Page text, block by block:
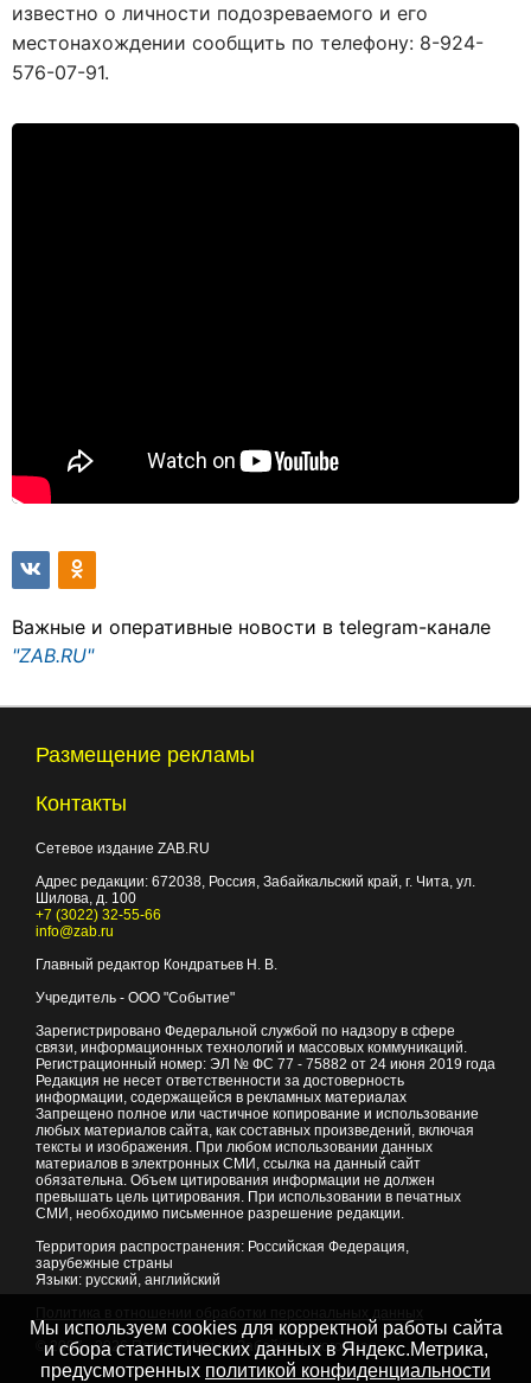
известно о личности подозреваемого и его
местонахождении сообщить по телефону: 8-924-
576-07-91.
Важные и оперативные новости в telegram-канале
"ZAB.RU"
Размещение рекламы
Контакты
Сетевое издание ZAB.RU
Адрес редакции: 672038, Россия, Забайкальский край, г. Чита, ул.
Шилова, д. 100
+7 (3022) 32-55-66
info@zab.ru
Главный редактор Кондратьев Н. В.
Учредитель - ООО "Событие"
Зарегистрировано Федеральной службой по надзору в сфере
связи, информационных технологий и массовых коммуникаций.
Регистрационный номер: ЭЛ № ФС 77 - 75882 от 24 июня 2019 года
Редакция не несет ответственности за достоверность
информации, содержащейся в рекламных материалах
Запрещено полное или частичное копирование и использование
любых материалов сайта, как составных произведений, включая
тексты и изображения. При любом использовании данных
материалов в электронных СМИ, ссылка на данный сайт
обязательна. Объем цитирования информации не должен
превышать цель цитирования. При использовании в печатных
СМИ, необходимо письменное разрешение редакции.
Территория распространения: Российская Федерация,
зарубежные страны
Языки: русский, английский
© 2007 - 2026Портал Читы и Забайкальского края
Мы используем cookies для корректной работы сайта
и сбора статистических данных в Яндекс.Метрика,
предусмотренных политикой конфиденциальности